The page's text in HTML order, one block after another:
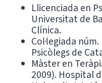
Llicenciada en
Universitat de
Clínica.
Col·legiada
Psicòlegs de
Màster en
2009). Hospital